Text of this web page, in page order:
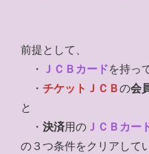
前提として、
・ ＪＣＢカードを持っ
・ チケットＪＣＢの会
と
・ 決済用の ＪＣＢカー
の３つ条件をクリアして